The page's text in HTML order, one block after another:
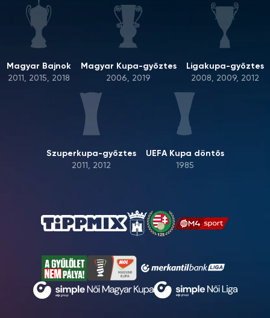
Magyar Bajnok
2011, 2015, 2018
Magyar Kupa-győztes
2006, 2019
Ligakupa-győztes
2008, 2009, 2012
Szuperkupa-győztes
2011, 2012
UEFA Kupa döntős
1985